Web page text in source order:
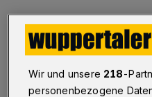
12.05.2026 , 17:16 Uhr
Wir und unsere 218-
personenbezogene